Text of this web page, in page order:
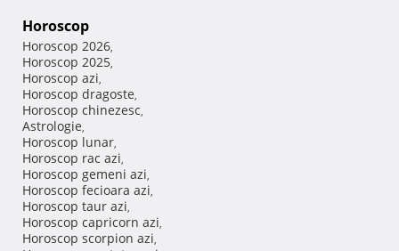
Horoscop
Horoscop 2026,
Horoscop 2025,
Horoscop azi,
Horoscop dragoste,
Horoscop chinezesc,
Astrologie,
Horoscop lunar,
Horoscop rac azi,
Horoscop gemeni azi,
Horoscop fecioara azi,
Horoscop taur azi,
Horoscop capricorn azi,
Horoscop scorpion azi,